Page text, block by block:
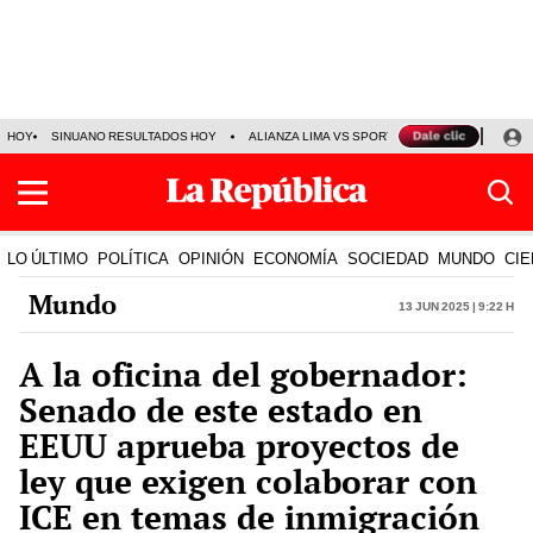
HOY SINUANO RESULTADOS HOY ALIANZA LIMA VS SPORT BOYS JORGE
LO ÚLTIMO POLÍTICA OPINIÓN ECONOMÍA SOCIEDAD MUNDO
Mundo 13 Jun 2025 | 9:22 h
A la oficina del gobernador:
Senado de este estado en
EEUU aprueba proyectos de
ley que exigen colaborar con
ICE en temas de inmigración